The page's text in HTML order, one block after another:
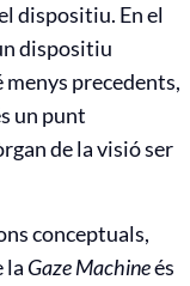
dispositiu. En el
dispositiu
precedents,
un punt
de la visió ser
conceptuals,
la Gaze Machineés